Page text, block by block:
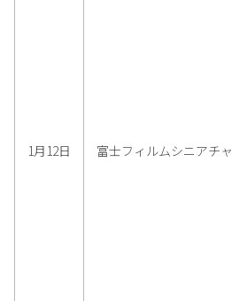
1月12日 富士フィルムシニアチ